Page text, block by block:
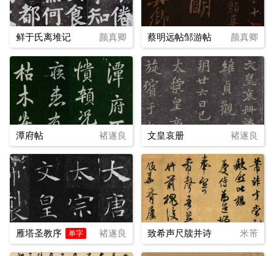
鲜于氏离堆记 颜真卿 蔡明远帖邹游帖 颜真卿
潭府帖 褚遂良 文皇哀册 褚遂良
雁塔圣教序 单字 褚遂良 致希声尺牍并诗 米芾